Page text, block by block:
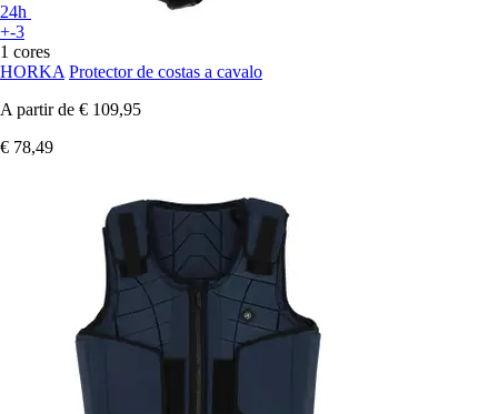
24h
+-3
1 cores
HORKA Protector de costas a cavalo
A partir de € 109,95
€ 78,49